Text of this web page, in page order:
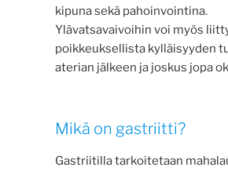
kipuna sekä pahoinvointina.
Ylävatsavaivoihin voi myös
poikkeuksellista kylläisyyden
aterian jälkeen ja joskus jopa
Mikä on gastriitti?
Gastriitilla tarkoitetaan